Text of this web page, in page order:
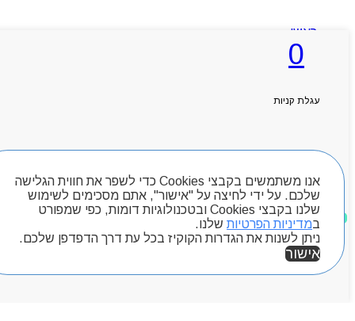
אנו משתמשים בקבצי Cookies כדי לשפר את חווית הגלישה
שלכם. על ידי לחיצה על "אישור", אתם מסכימים לשימוש
שלנו בקבצי Cookies ובטכנולוגיות דומות, כפי שמפורט
במדיניות הפרטיות שלנו.
ניתן לשנות את הגדרות הקוקיז בכל עת דרך הדפדפן שלכם.
אישור
0
עגלת קניות
חיפוש מוצרים
מוצרים שאהבתי
ראשי
אודותניו
קטלוג מוצרים
מותגים